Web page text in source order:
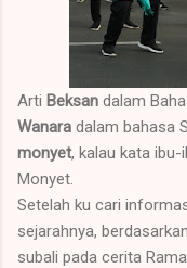
Arti Beksan dalam
Wanara dalam bahasa
monyet, kalau kata
Monyet.
Setelah ku cari
sejarahnya,
subali pada cerita